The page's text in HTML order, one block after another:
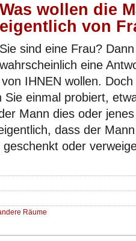
Was wollen die
eigentlich von
Sie sind eine Frau?
wahrscheinlich eine
IHNEN wollen.
Sie einmal probiert,
Mann dies oder jenes
dass der
oder
Räume